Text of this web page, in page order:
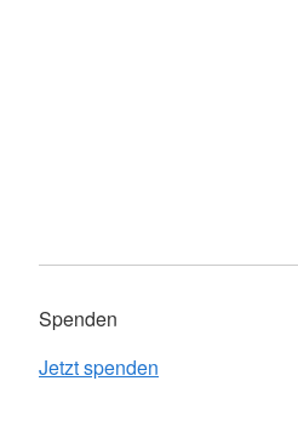
Spenden
Jetzt spenden